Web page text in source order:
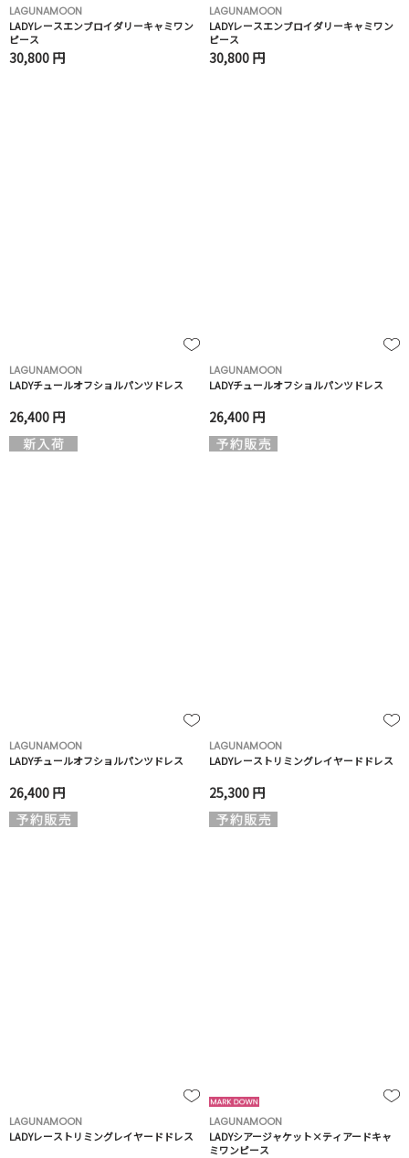
LAGUNAMOON
LADYレースエンブロイダリーキャミワン
ピース
30,800 円
LAGUNAMOON
LADYレースエンブロイダリーキャミワン
ピース
30,800 円
LAGUNAMOON
LADYチュールオフショルパンツドレス
26,400 円
LAGUNAMOON
LADYチュールオフショルパンツドレス
26,400 円
LAGUNAMOON
LADYチュールオフショルパンツドレス
26,400 円
LAGUNAMOON
LADYレーストリミングレイヤードドレス
25,300 円
LAGUNAMOON
LADYレーストリミングレイヤードドレス
LAGUNAMOON
LADYシアージャケット×ティアードキャ
ミワンピース